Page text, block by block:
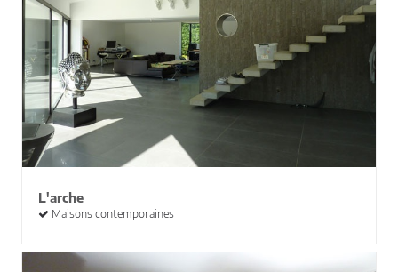
L'arche
Maisons contemporaines